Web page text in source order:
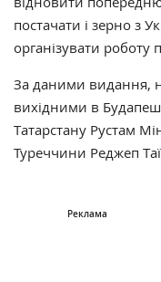
постачати і зерно з
організувати роботу
За даними видання,
вихідними в
Татарстану Рустам
Туреччини Реджеп